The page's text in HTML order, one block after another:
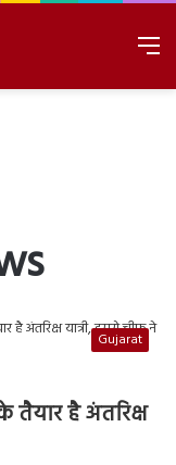
Gujarat
तैयार है अंतरिक्ष